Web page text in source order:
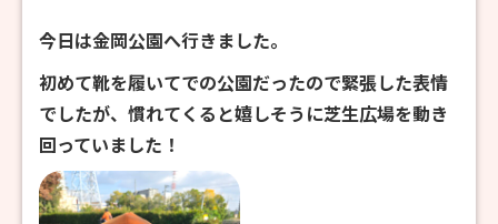
今日は金岡公園へ行きました。
初めて靴を履いてでの公園だったので緊張した表情
でしたが、慣れてくると嬉しそうに芝生広場を動き
回っていました！